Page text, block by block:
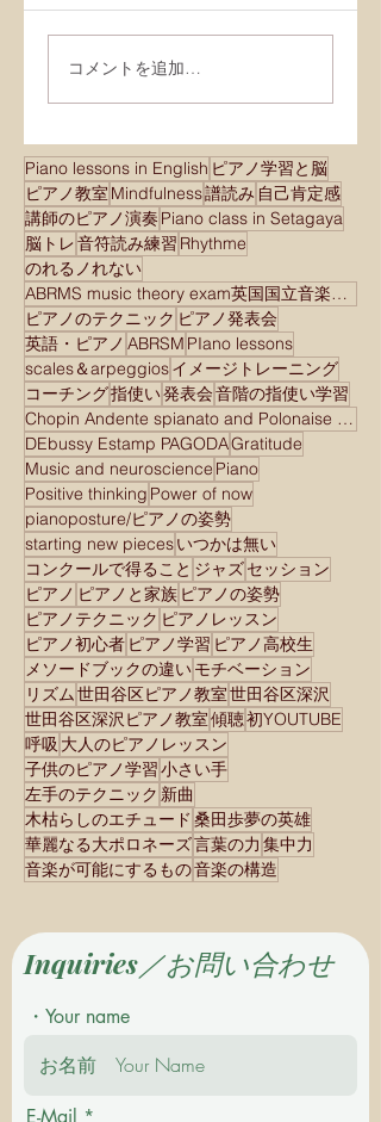
コメントを追加…
Piano lessons in English ピアノ学習と脳
ピアノ教室 Mindfulness譜読み 自己肯定感
講師のピアノ演奏 Piano class in Setagaya
脳トレ音符読み練習 Rhythme
のれるノれない
ABRMS music theory exam英国国立音楽院検定試験
ピアノのテクニック ピアノ発表会
英語・ピアノ ABRSM PIano lessons
scales＆arpeggiosイメージトレーニング
コーチング指使い発表会音階の指使い学習
Chopin Andente spianato and Polonaise brilliant
DEbussy Estamp PAGODAGratitude
Music and neuroscience Piano
Positive thinking Power of now
pianoposture/ピアノの姿勢
starting new piecesいつかは無い
コンクールで得ること ジャズセッション
ピアノ ピアノと家族 ピアノの姿勢
ピアノテクニック ピアノレッスン
ピアノ初心者 ピアノ学習 ピアノ高校生
メソードブックの違いモチベーション
リズム世田谷区ピアノ教室世田谷区深沢
世田谷区深沢ピアノ教室傾聴初YOUTUBE
呼吸 大人のピアノレッスン
子供のピアノ学習小さい手
左手のテクニック 新曲
木枯らしのエチュード 桑田歩夢の英雄
華麗なる大ポロネーズ言葉の力 集中力
音楽が可能にするもの音楽の構造
Inquiries／お問い合わせ
・Your name
E-Mail